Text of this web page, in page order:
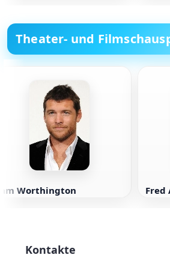
Theater- und
Worthington Fred
Kontakte